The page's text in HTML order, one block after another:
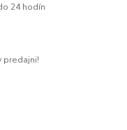
24 hodín
predajni!